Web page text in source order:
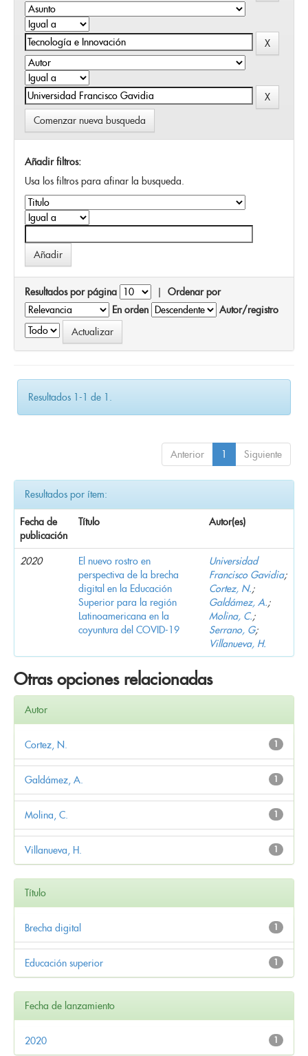
Comenzar nueva busqueda
Añadir filtros:
Usa los filtros para afinar la busqueda.
Resultados por página | Ordenar por
En orden
Autor/registro
Resultados 1-1 de 1.
Anterior 1 Siguiente
Resultados por ítem:
Fecha de
publicación
Título Autor(es)
2020
El nuevo rostro en
perspectiva de la brecha
digital en la Educación
Superior para la región
Latinoamericana en la
coyuntura del COVID-19
Universidad
Francisco Gavidia;
Cortez, N.;
Galdámez, A.;
Molina, C.;
Serrano, G;
Villanueva, H.
Otras opciones relacionadas
Autor
1
Cortez, N.
1
Galdámez, A.
1
Molina, C.
1
Villanueva, H.
Título
1
Brecha digital
1
Educación superior
Fecha de lanzamiento
1
2020